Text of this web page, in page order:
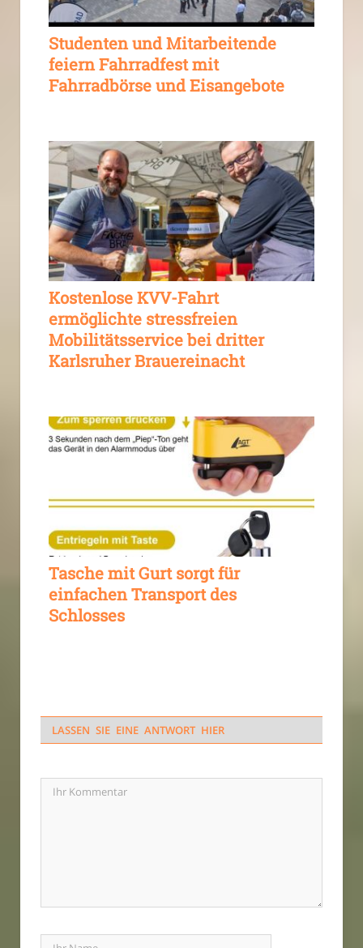
Studenten und Mitarbeitende
feiern Fahrradfest mit
Fahrradbörse und Eisangebote
Kostenlose KVV-Fahrt
ermöglichte stressfreien
Mobilitätsservice bei dritter
Karlsruher Brauereinacht
Tasche mit Gurt sorgt für
einfachen Transport des
Schlosses
LASSEN SIE EINE ANTWORT HIER